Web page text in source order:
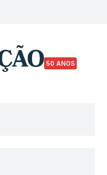
50 ANOS